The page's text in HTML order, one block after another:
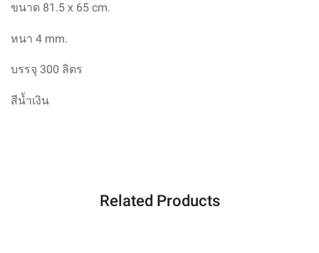
ขนาด 81.5 x 65 cm.
หนา 4 mm.
บรรจุ 300 ลิตร
สีน้ำเงิน
Related Products